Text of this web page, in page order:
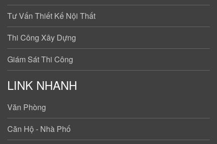
Tư Vấn Thiết Kế Nội Thất
Thi Công Xây Dựng
Giám Sát Thi Công
LINK NHANH
Văn Phòng
Căn Hộ - Nhà Phố